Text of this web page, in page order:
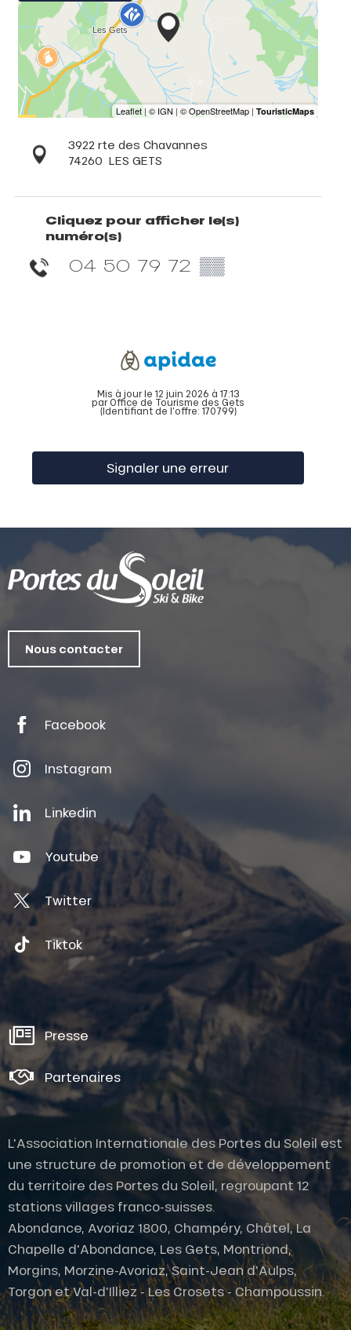
Description
3922 rte des Chavannes
74260 LES GETS
Cliquez pour afficher le(s)
numéro(s)
04 50 79 72 ▒▒
Mis à jour le 12 juin 2026 à 17:13
par Office de Tourisme des Gets
(Identifiant de l'offre: 170799)
Signaler une erreur
Nous contacter
Facebook
Instagram
Linkedin
Youtube
Twitter
Tiktok
Presse
Partenaires
L'Association Internationale des Portes du Soleil est
une structure de promotion et de développement
du territoire des Portes du Soleil, regroupant 12
stations villages franco-suisses.
Abondance, Avoriaz 1800, Champéry, Châtel, La
Chapelle d'Abondance, Les Gets, Montriond,
Morgins, Morzine-Avoriaz, Saint-Jean d'Aulps,
Torgon et Val-d'Illiez - Les Crosets - Champoussin.